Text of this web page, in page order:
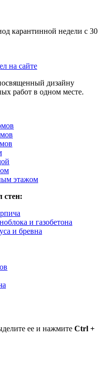
карантинной недели c 30
на сайте
дизайну
работ в одном месте.
этажом
стен:
и газобетона
и бревна
ее и нажмите Ctrl +